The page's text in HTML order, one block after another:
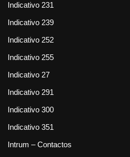
Indicativo 231
Indicativo 239
Indicativo 252
Indicativo 255
Indicativo 27
Indicativo 291
Indicativo 300
Indicativo 351
Intrum – Contactos